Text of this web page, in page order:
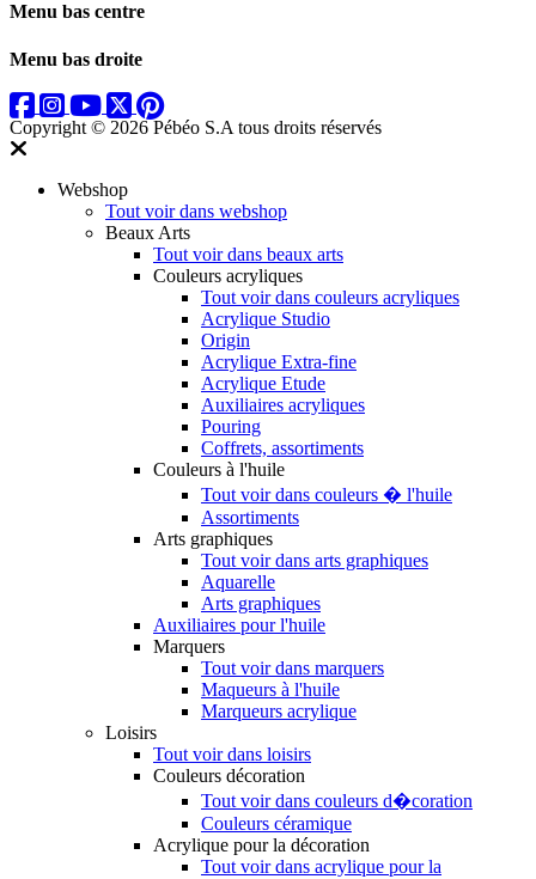
Menu bas centre
Menu bas droite
Copyright © 2026 Pébéo S.A tous droits réservés
Webshop
Tout voir dans webshop
Beaux Arts
Tout voir dans beaux arts
Couleurs acryliques
Tout voir dans couleurs acryliques
Acrylique Studio
Origin
Acrylique Extra-fine
Acrylique Etude
Auxiliaires acryliques
Pouring
Coffrets, assortiments
Couleurs à l'huile
Tout voir dans couleurs � l'huile
Assortiments
Arts graphiques
Tout voir dans arts graphiques
Aquarelle
Arts graphiques
Auxiliaires pour l'huile
Marquers
Tout voir dans marquers
Maqueurs à l'huile
Marqueurs acrylique
Loisirs
Tout voir dans loisirs
Couleurs décoration
Tout voir dans couleurs d�coration
Couleurs céramique
Acrylique pour la décoration
Tout voir dans acrylique pour la